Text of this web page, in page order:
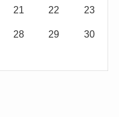
21 22 23
28 29 30